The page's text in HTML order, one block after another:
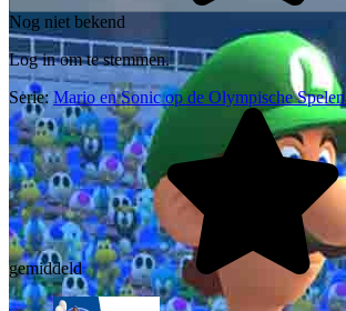
Nog niet bekend
Log in om te stemmen.
Serie: Mario en Sonic op de Olympische Spelen
gemiddeld